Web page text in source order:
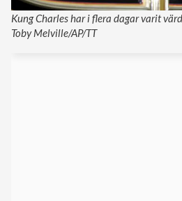
Kung Charles har i flera dagar varit
Toby Melville/AP/TT